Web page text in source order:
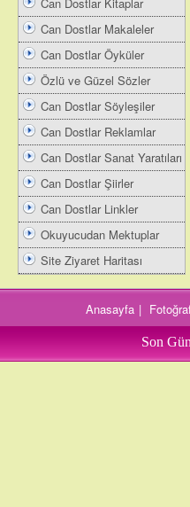
Can Dostlar Makaleler
Can Dostlar Öyküler
Özlü ve Güzel Sözler
Can Dostlar Söyleşiler
Can Dostlar Reklamlar
Can Dostlar Sanat Yaratıları
Can Dostlar Şiirler
Can Dostlar Linkler
Okuyucudan Mektuplar
Site Ziyaret Haritası
Anasayfa |
Son